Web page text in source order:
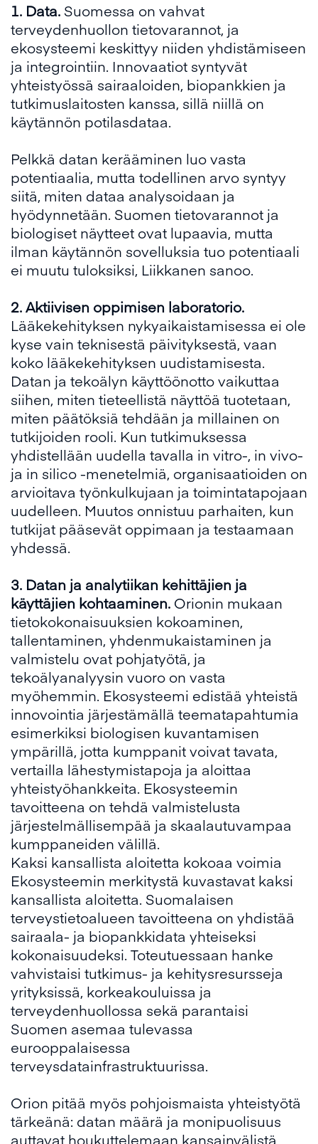
1. Data. Suomessa on vahvat
terveydenhuollon tietovarannot, ja
ekosysteemi keskittyy niiden yhdistämiseen
ja integrointiin. Innovaatiot syntyvät
yhteistyössä sairaaloiden, biopankkien ja
tutkimuslaitosten kanssa, sillä niillä on
käytännön potilasdataa.
Pelkkä datan kerääminen luo vasta
potentiaalia, mutta todellinen arvo syntyy
siitä, miten dataa analysoidaan ja
hyödynnetään. Suomen tietovarannot ja
biologiset näytteet ovat lupaavia, mutta
ilman käytännön sovelluksia tuo potentiaali
ei muutu tuloksiksi, Liikkanen sanoo.
2. Aktiivisen oppimisen laboratorio.
Lääkekehityksen nykyaikaistamisessa ei ole
kyse vain teknisestä päivityksestä, vaan
koko lääkekehityksen uudistamisesta.
Datan ja tekoälyn käyttöönotto vaikuttaa
siihen, miten tieteellistä näyttöä tuotetaan,
miten päätöksiä tehdään ja millainen on
tutkijoiden rooli. Kun tutkimuksessa
yhdistellään uudella tavalla in vitro-, in vivo-
ja in silico -menetelmiä, organisaatioiden on
arvioitava työnkulkujaan ja toimintatapojaan
uudelleen. Muutos onnistuu parhaiten, kun
tutkijat pääsevät oppimaan ja testaamaan
yhdessä.
3. Datan ja analytiikan kehittäjien ja
käyttäjien kohtaaminen. Orionin mukaan
tietokokonaisuuksien kokoaminen,
tallentaminen, yhdenmukaistaminen ja
valmistelu ovat pohjatyötä, ja
tekoälyanalyysin vuoro on vasta
myöhemmin. Ekosysteemi edistää yhteistä
innovointia järjestämällä teematapahtumia
esimerkiksi biologisen kuvantamisen
ympärillä, jotta kumppanit voivat tavata,
vertailla lähestymistapoja ja aloittaa
yhteistyöhankkeita. Ekosysteemin
tavoitteena on tehdä valmistelusta
järjestelmällisempää ja skaalautuvampaa
kumppaneiden välillä.
Kaksi kansallista aloitetta kokoaa voimia
Ekosysteemin merkitystä kuvastavat kaksi
kansallista aloitetta. Suomalaisen
terveystietoalueen tavoitteena on yhdistää
sairaala- ja biopankkidata yhteiseksi
kokonaisuudeksi. Toteutuessaan hanke
vahvistaisi tutkimus- ja kehitysresursseja
yrityksissä, korkeakouluissa ja
terveydenhuollossa sekä parantaisi
Suomen asemaa tulevassa
eurooppalaisessa
terveysdatainfrastruktuurissa.
Orion pitää myös pohjoismaista yhteistyötä
tärkeänä: datan määrä ja monipuolisuus
auttavat houkuttelemaan kansainvälistä